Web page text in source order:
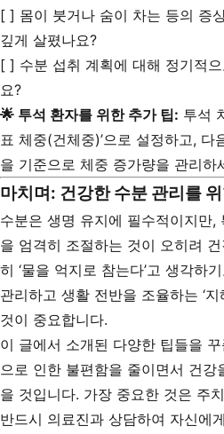
[ ] 몸이 붓거나 숨이 차는 등의 증
깊게 살폈나요?
[ ] 수분 섭취 계획에 대해 정기적
요?
🌟 투석 환자를 위한 추가 팁: 투석
표 체중(건체중)’으로 설정하고,
을 기준으로 체중 증가량을 관리하
마치며: 건강한 수분 관리를
수분은 생명 유지에 필수적이지만
을 엄격히 조절하는 것이 오히려
히 ‘물을 억지로 참는다’고 생각하
관리하고 생활 전반을 조율하는 ‘
것이 중요합니다.
이 글에서 소개된 다양한 팁들을
으로 인한 불편함을 줄이면서 건강
을 것입니다. 가장 중요한 것은 주
반드시 의료진과 상담하여 자신에